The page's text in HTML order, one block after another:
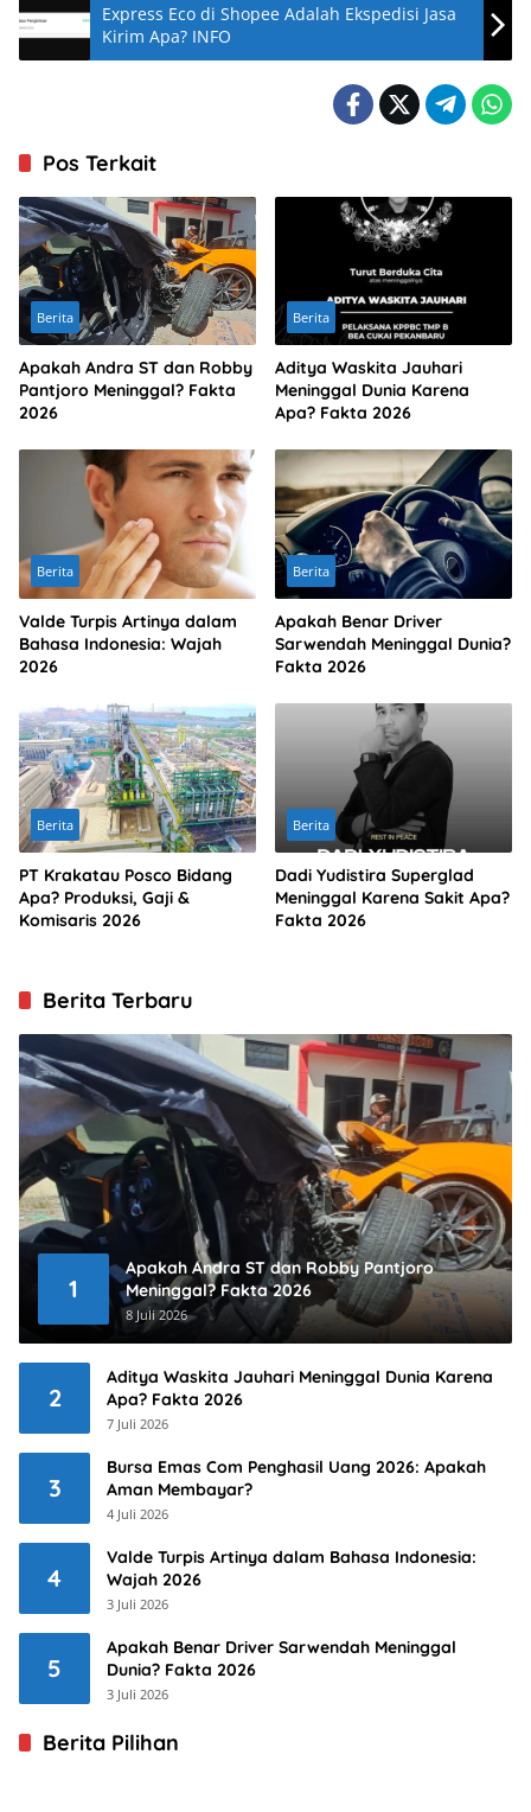
Express Eco di Shopee Adalah Ekspedisi Jasa
Kirim Apa? INFO
Pos Terkait
Berita
Apakah Andra ST dan Robby
Pantjoro Meninggal? Fakta
2026
Berita
Aditya Waskita Jauhari
Meninggal Dunia Karena
Apa? Fakta 2026
Berita
Valde Turpis Artinya dalam
Bahasa Indonesia: Wajah
2026
Berita
Apakah Benar Driver
Sarwendah Meninggal Dunia?
Fakta 2026
Berita
PT Krakatau Posco Bidang
Apa? Produksi, Gaji &
Komisaris 2026
Berita
Dadi Yudistira Superglad
Meninggal Karena Sakit Apa?
Fakta 2026
Berita Terbaru
1
Apakah Andra ST dan Robby Pantjoro
Meninggal? Fakta 2026
8 Juli 2026
2
Aditya Waskita Jauhari Meninggal Dunia Karena
Apa? Fakta 2026
7 Juli 2026
3
Bursa Emas Com Penghasil Uang 2026: Apakah
Aman Membayar?
4 Juli 2026
4
Valde Turpis Artinya dalam Bahasa Indonesia:
Wajah 2026
3 Juli 2026
5
Apakah Benar Driver Sarwendah Meninggal
Dunia? Fakta 2026
3 Juli 2026
Berita Pilihan